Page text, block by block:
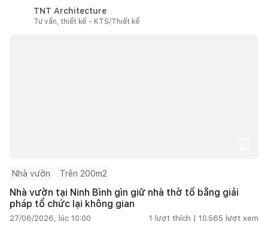
TNT Architecture
Tư vấn, thiết kế - KTS/Thiết kế
Nhà vườn Trên 200m2
Nhà vườn tại Ninh Bình gìn giữ nhà thờ tổ bằng giải
pháp tổ chức lại không gian
27/06/2026, lúc 10:00 1 lượt thích | 10.565 lượt xem